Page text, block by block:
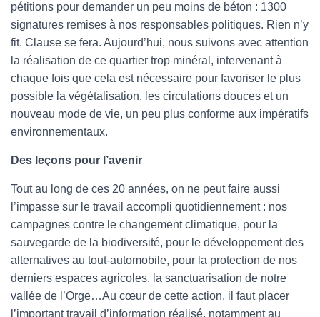
pétitions pour demander un peu moins de béton : 1300
signatures remises à nos responsables politiques. Rien n’y
fit. Clause se fera. Aujourd’hui, nous suivons avec attention
la réalisation de ce quartier trop minéral, intervenant à
chaque fois que cela est nécessaire pour favoriser le plus
possible la végétalisation, les circulations douces et un
nouveau mode de vie, un peu plus conforme aux impératifs
environnementaux.
Des leçons pour l’avenir
Tout au long de ces 20 années, on ne peut faire aussi
l’impasse sur le travail accompli quotidiennement : nos
campagnes contre le changement climatique, pour la
sauvegarde de la biodiversité, pour le développement des
alternatives au tout-automobile, pour la protection de nos
derniers espaces agricoles, la sanctuarisation de notre
vallée de l’Orge…Au cœur de cette action, il faut placer
l’important travail d’information réalisé, notamment au